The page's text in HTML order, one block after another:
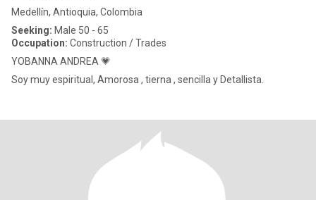
Medellín, Antioquia, Colombia
Seeking: Male 50 - 65
Occupation: Construction / Trades
YOBANNA ANDREA 💗
Soy muy espiritual, Amorosa , tierna , sencilla y Detallista.